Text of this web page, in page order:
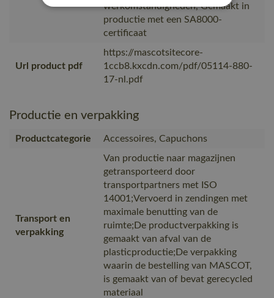
werkomstandigheden, Gemaakt in
productie met een SA8000-
certificaat
Url product pdf
https://mascotsitecore-
1ccb8.kxcdn.com/pdf/05114-880-
17-nl.pdf
Productie en verpakking
Productcategorie Accessoires, Capuchons
Transport en
verpakking
Van productie naar magazijnen
getransporteerd door
transportpartners met ISO
14001;Vervoerd in zendingen met
maximale benutting van de
ruimte;De productverpakking is
gemaakt van afval van de
plasticproductie;De verpakking
waarin de bestelling van MASCOT,
is gemaakt van of bevat gerecycled
materiaal